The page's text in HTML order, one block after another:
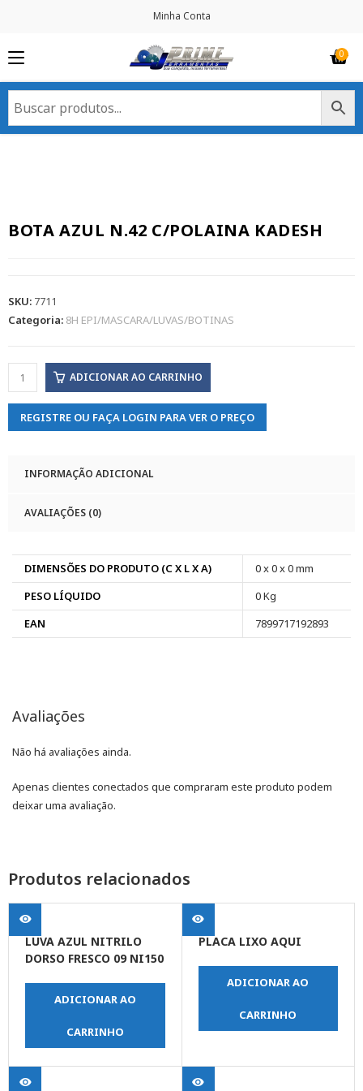
Minha Conta
BOTA AZUL N.42 C/POLAINA KADESH
SKU: 7711
Categoria: 8H EPI/MASCARA/LUVAS/BOTINAS
ADICIONAR AO CARRINHO
REGISTRE OU FAÇA LOGIN PARA VER O PREÇO
INFORMAÇÃO ADICIONAL
AVALIAÇÕES (0)
DIMENSÕES DO PRODUTO (C X L X A)
0 x 0 x 0 mm
PESO LÍQUIDO
0 Kg
EAN
7899717192893
Avaliações
Não há avaliações ainda.
Apenas clientes conectados que compraram este produto podem
deixar uma avaliação.
Produtos relacionados
LUVA AZUL NITRILO
DORSO FRESCO 09 NI150
ADICIONAR AO
CARRINHO
PLACA LIXO AQUI
ADICIONAR AO
CARRINHO